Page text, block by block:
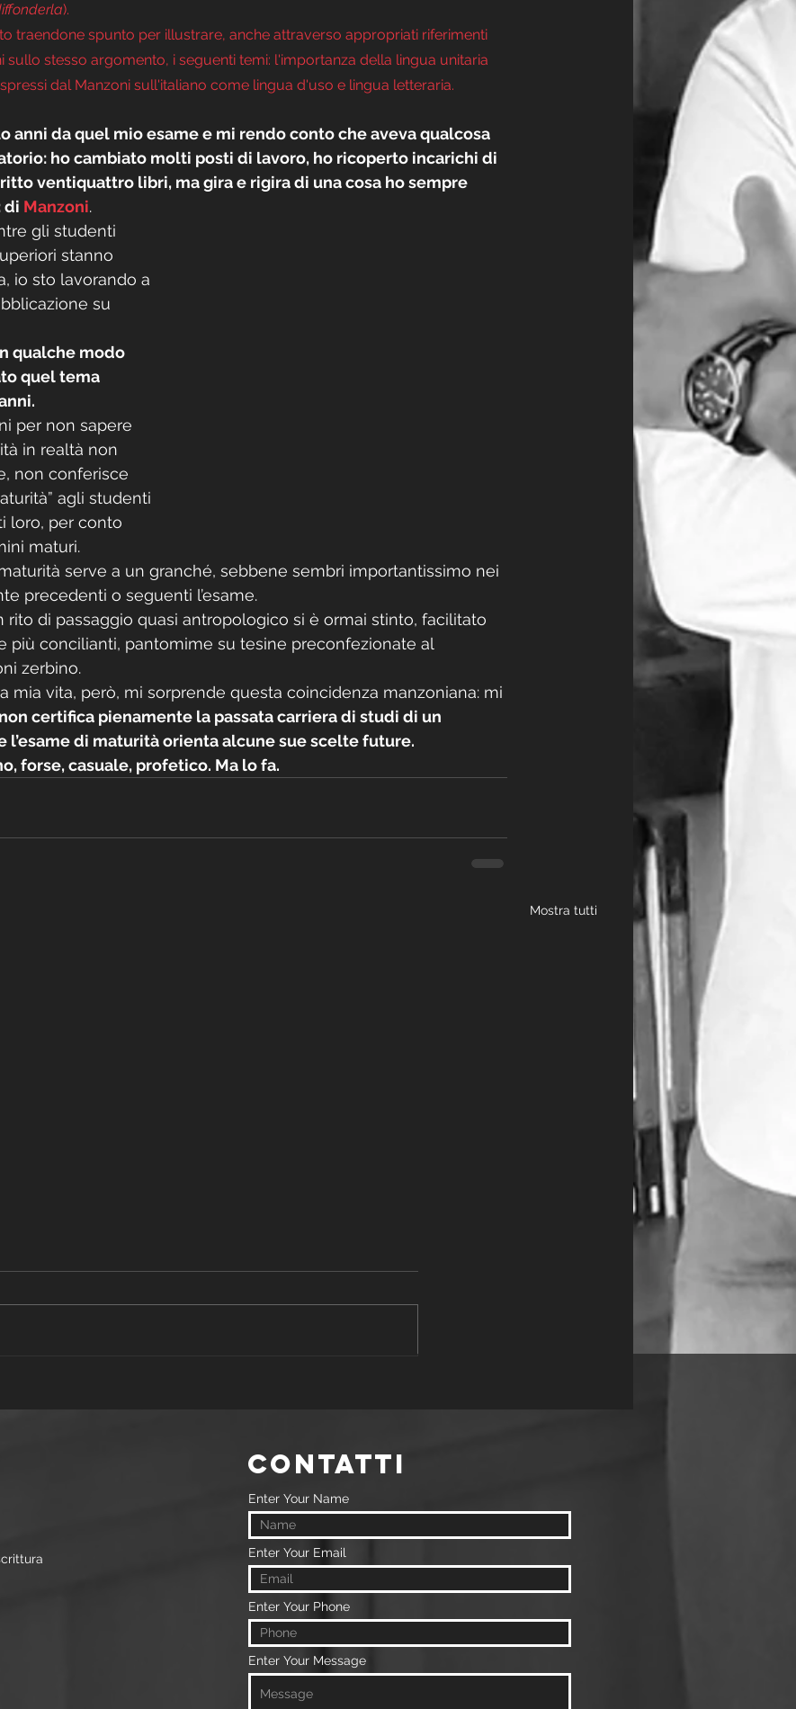
).
traendone spunto per illustrare, anche attraverso appropriati riferimenti
sullo stesso argomento, i seguenti temi: l'importanza della lingua unitaria
dal Manzoni sull'italiano come lingua d'uso e lingua letteraria.
anni da quel mio esame e mi rendo conto che aveva qualcosa
ho cambiato molti posti di lavoro, ho ricoperto incarichi di
ventiquattro libri, ma gira e rigira di una cosa ho sempre
di Manzoni.
gli studenti
stanno
io sto lavorando a
su
qualche modo
quel tema
per non sapere
in realtà non
non conferisce
agli studenti
loro, per conto
maturi.
serve a un granché, sebbene sembri importantissimo nei
precedenti o seguenti l’esame.
rito di passaggio quasi antropologico si è ormai stinto, facilitato
più concilianti, pantomime su tesine preconfezionate al
zerbino.
mia vita, però, mi sorprende questa coincidenza manzoniana: mi
certifica pienamente la passata carriera di studi di un
l’esame di maturità orienta alcune sue scelte future.
forse, casuale, profetico. Ma lo fa.
Mostra tutti
contatti
Enter Your Name
Enter Your Email
Enter Your Phone
Enter Your Message